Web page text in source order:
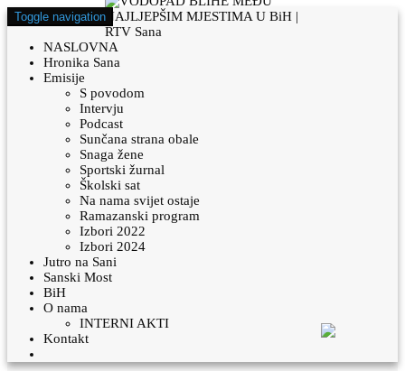
Toggle navigation
NASLOVNA
Hronika Sana
Emisije
S povodom
Intervju
Podcast
Sunčana strana obale
Snaga žene
Sportski žurnal
Školski sat
Na nama svijet ostaje
Ramazanski program
Izbori 2022
Izbori 2024
Jutro na Sani
Sanski Most
BiH
O nama
INTERNI AKTI
Kontakt